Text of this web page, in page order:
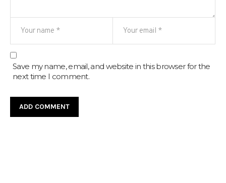
Save my name, email, and website in this browser for the
next time I comment.